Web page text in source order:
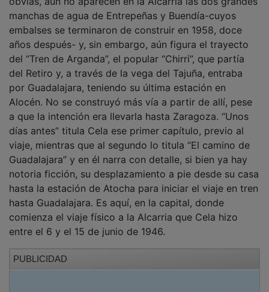
manchas de agua de Entrepeñas y Buendía-cuyos
embalses se terminaron de construir en 1958, doce
años después- y, sin embargo, aún figura el trayecto
del “Tren de Arganda”, el popular “Chirri”, que partía
del Retiro y, a través de la vega del Tajuña, entraba
por Guadalajara, teniendo su última estación en
Alocén. No se construyó más vía a partir de allí, pese
a que la intención era llevarla hasta Zaragoza. “Unos
días antes” titula Cela ese primer capítulo, previo al
viaje, mientras que al segundo lo titula “El camino de
Guadalajara” y en él narra con detalle, si bien ya hay
notoria ficción, su desplazamiento a pie desde su casa
hasta la estación de Atocha para iniciar el viaje en tren
hasta Guadalajara. Es aquí, en la capital, donde
comienza el viaje físico a la Alcarria que Cela hizo
entre el 6 y el 15 de junio de 1946.